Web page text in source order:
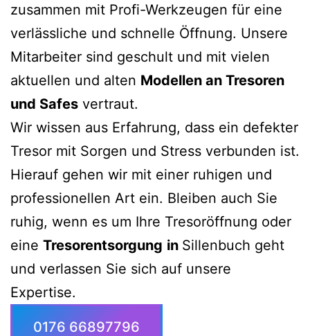
zusammen mit Profi-Werkzeugen für eine
verlässliche und schnelle Öffnung. Unsere
Mitarbeiter sind geschult und mit vielen
aktuellen und alten Modellen an Tresoren
und Safes vertraut.
Wir wissen aus Erfahrung, dass ein defekter
Tresor mit Sorgen und Stress verbunden ist.
Hierauf gehen wir mit einer ruhigen und
professionellen Art ein. Bleiben auch Sie
ruhig, wenn es um Ihre Tresoröffnung oder
eine Tresorentsorgung in Sillenbuch geht
und verlassen Sie sich auf unsere
Expertise.
0176 66897796